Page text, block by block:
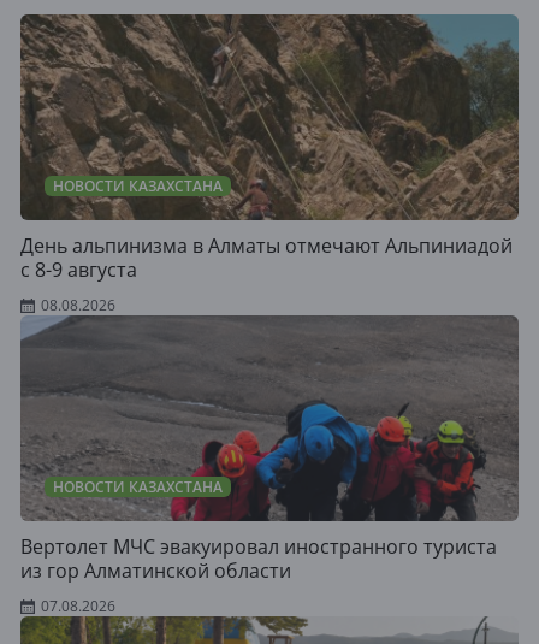
НОВОСТИ КАЗАХСТАНА
День альпинизма в Алматы отмечают Альпиниадой
с 8-9 августа
08.08.2026
НОВОСТИ КАЗАХСТАНА
Вертолет МЧС эвакуировал иностранного туриста
из гор Алматинской области
07.08.2026